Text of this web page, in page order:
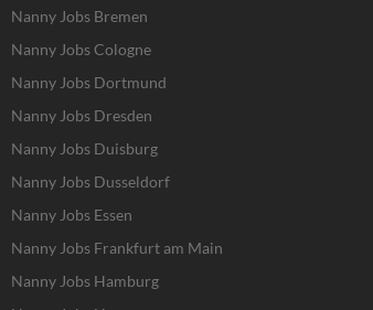
Nanny Jobs Bremen
Nanny Jobs Cologne
Nanny Jobs Dortmund
Nanny Jobs Dresden
Nanny Jobs Duisburg
Nanny Jobs Dusseldorf
Nanny Jobs Essen
Nanny Jobs Frankfurt am Main
Nanny Jobs Hamburg